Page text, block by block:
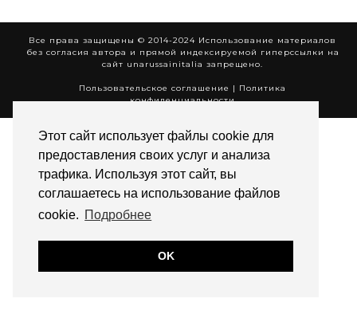
Этот сайт использует файлы cookie для
предоставления своих услуг и анализа
трафика. Используя этот сайт, вы
соглашаетесь на использование файлов
cookie. Подробнее
OK
Все права защищены © 2014-2024 Использование материалов
без согласия автора и прямой индексируемой гиперссылки на
сайт unarussainitalia запрещено.
Пользовательское соглашение | Политика
конфиденциальности